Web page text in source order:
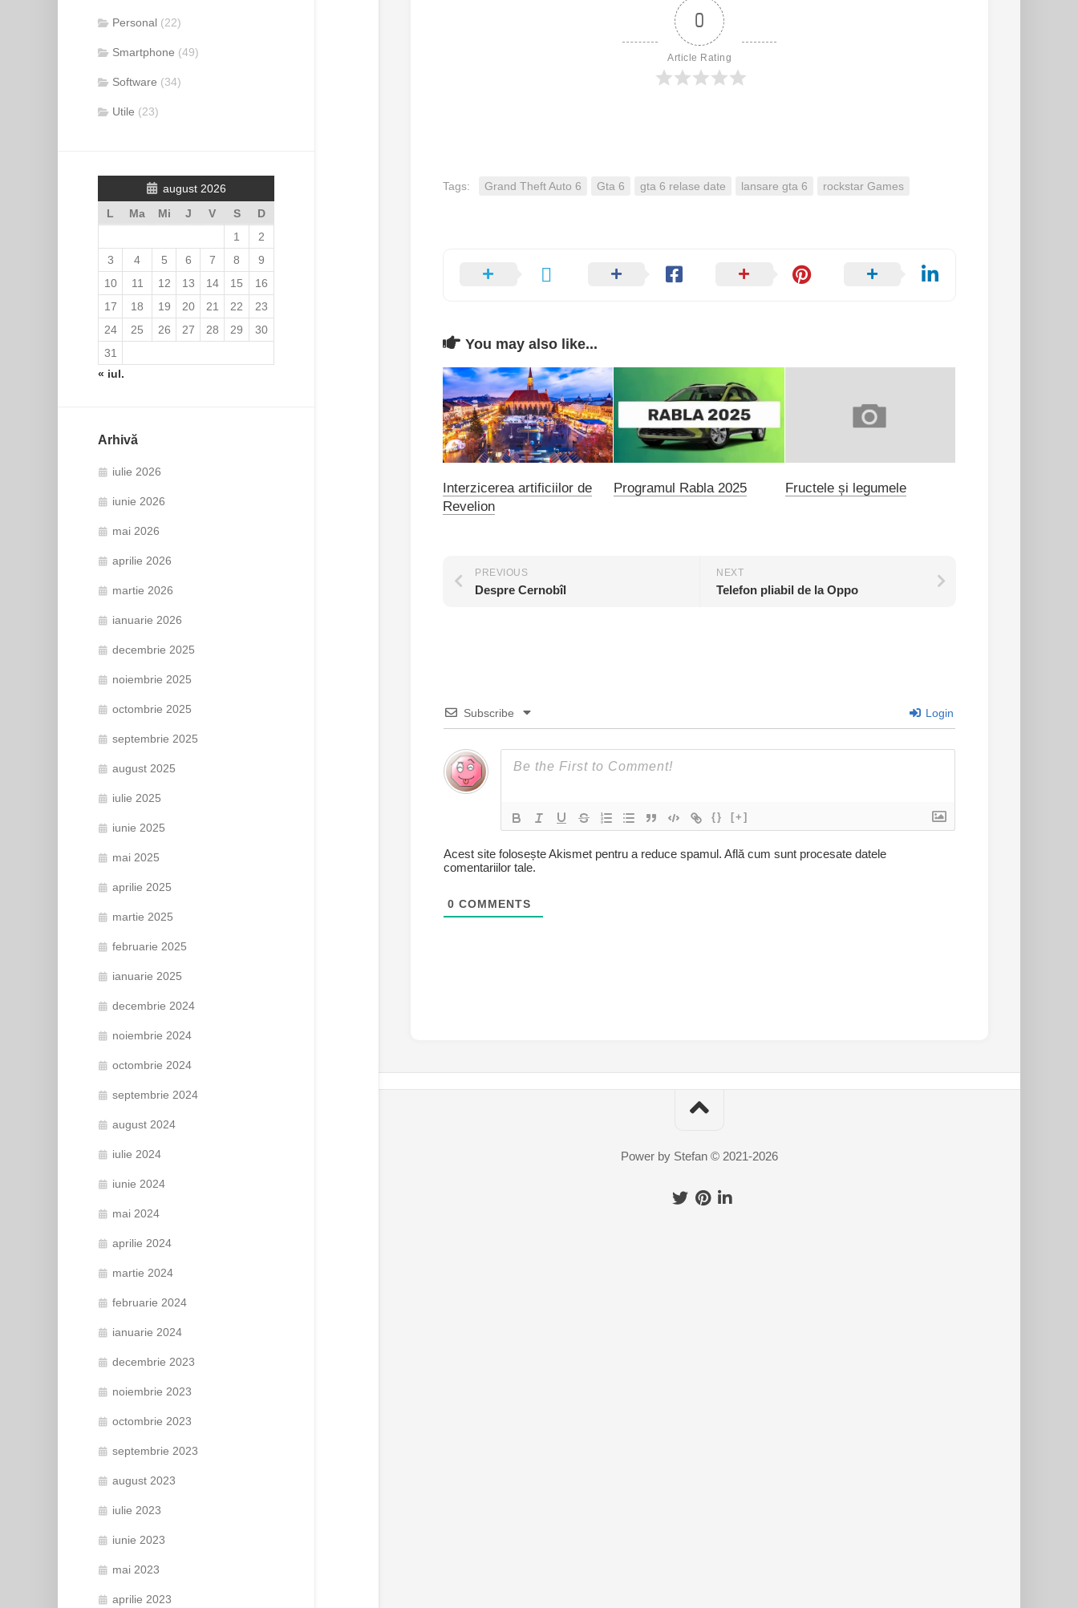
Personal (22)
Smartphone (49)
Software (34)
Utile (23)
august 2026
L
Ma Mi J V S
D
1
2
3
4 5 6 7 8
9
10
11 12 13 14 15
16
17
18 19 20 21 22
23
24
25 26 27 28 29
30
31
« iul.
Arhivă
iulie 2026
iunie 2026
mai 2026
aprilie 2026
martie 2026
ianuarie 2026
decembrie 2025
noiembrie 2025
octombrie 2025
septembrie 2025
august 2025
iulie 2025
iunie 2025
mai 2025
aprilie 2025
martie 2025
februarie 2025
ianuarie 2025
decembrie 2024
noiembrie 2024
octombrie 2024
septembrie 2024
august 2024
iulie 2024
iunie 2024
mai 2024
aprilie 2024
martie 2024
februarie 2024
ianuarie 2024
decembrie 2023
noiembrie 2023
octombrie 2023
septembrie 2023
august 2023
iulie 2023
iunie 2023
mai 2023
aprilie 2023
0
Article Rating
Tags: Grand Theft Auto 6 Gta 6 gta 6 relase date lansare gta 6 rockstar Games
You may also like...
Interzicerea artificiilor de
Revelion
Programul Rabla 2025 Fructele și legumele
NEXT
Telefon pliabil de la Oppo
PREVIOUS
Despre Cernobîl
Subscribe Login
{} [+]
Acest site folosește Akismet pentru a reduce spamul. Află cum sunt procesate datele
comentariilor tale.
0 COMMENTS
Power by Stefan © 2021-2026